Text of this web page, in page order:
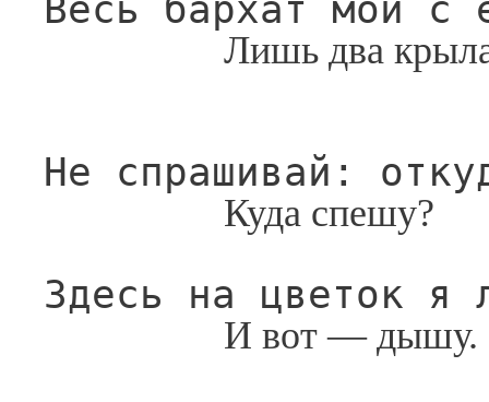
Весь бархат мой с
Лишь два
Не спрашивай:
Куда спешу?
Здесь на цветок я
И вот — дышу.